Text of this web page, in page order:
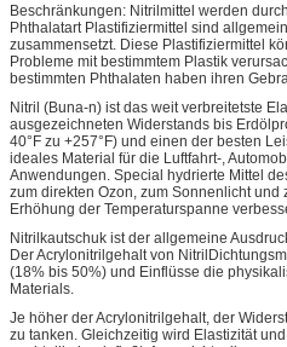
Beschränkungen: Nitrilmittel werden
Phthalatart Plastifiziermittel sind
zusammensetzt. Diese Plastifiziermittel
Probleme mit bestimmtem Plastik
bestimmten Phthalaten haben ihren
Nitril (Buna-n) ist das weit verbreitetste
ausgezeichneten Widerstands bis
40°F zu +257°F) und einen der besten
ideales Material für die Luftfahrt-,
Anwendungen. Special hydrierte Mittel
zum direkten Ozon, zum Sonnenlicht und
Erhöhung der Temperaturspanne
Nitrilkautschuk ist der allgemeine
Der Acrylonitrilgehalt von
(18% bis 50%) und Einflüsse die
Materials.
Je höher der Acrylonitrilgehalt, der
zu tanken. Gleichzeitig wird Elastizität